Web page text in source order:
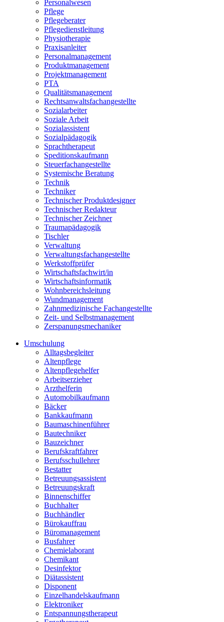
Personalwesen
Pflege
Pflegeberater
Pflegedienstleitung
Physiotherapie
Praxisanleiter
Personalmanagement
Produktmanagement
Projektmanagement
PTA
Qualitätsmanagement
Rechtsanwaltsfachangestellte
Sozialarbeiter
Soziale Arbeit
Sozialassistent
Sozialpädagogik
Sprachtherapeut
Speditionskaufmann
Steuerfachangestellte
Systemische Beratung
Technik
Techniker
Technischer Produktdesigner
Technischer Redakteur
Technischer Zeichner
Traumapädagogik
Tischler
Verwaltung
Verwaltungsfachangestellte
Werkstoffprüfer
Wirtschaftsfachwirt/in
Wirtschaftsinformatik
Wohnbereichsleitung
Wundmanagement
Zahnmedizinische Fachangestellte
Zeit- und Selbstmanagement
Zerspanungsmechaniker
Umschulung
Alltagsbegleiter
Altenpflege
Altenpflegehelfer
Arbeitserzieher
Arzthelferin
Automobilkaufmann
Bäcker
Bankkaufmann
Baumaschinenführer
Bautechniker
Bauzeichner
Berufskraftfahrer
Berufsschullehrer
Bestatter
Betreuungsassistent
Betreuungskraft
Binnenschiffer
Buchhalter
Buchhändler
Bürokauffrau
Büromanagement
Busfahrer
Chemielaborant
Chemikant
Desinfektor
Diätassistent
Disponent
Einzelhandelskaufmann
Elektroniker
Entspannungstherapeut